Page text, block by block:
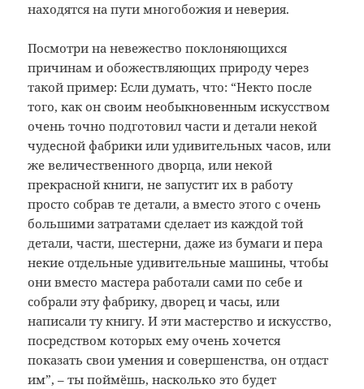
находятся на пути многобожия и неверия.
Посмотри на невежество поклоняющихся
причинам и обожествляющих природу через
такой пример: Если думать, что: “Некто после
того, как он своим необыкновенным искусством
очень точно подготовил части и детали некой
чудесной фабрики или удивительных часов, или
же величественного дворца, или некой
прекрасной книги, не запустит их в работу
просто собрав те детали, а вместо этого с очень
большими затратами сделает из каждой той
детали, части, шестерни, даже из бумаги и пера
некие отдельные удивительные машины, чтобы
они вместо мастера работали сами по себе и
собрали эту фабрику, дворец и часы, или
написали ту книгу. И эти мастерство и искусство,
посредством которых ему очень хочется
показать свои умения и совершенства, он отдаст
им”, – ты поймёшь, насколько это будет